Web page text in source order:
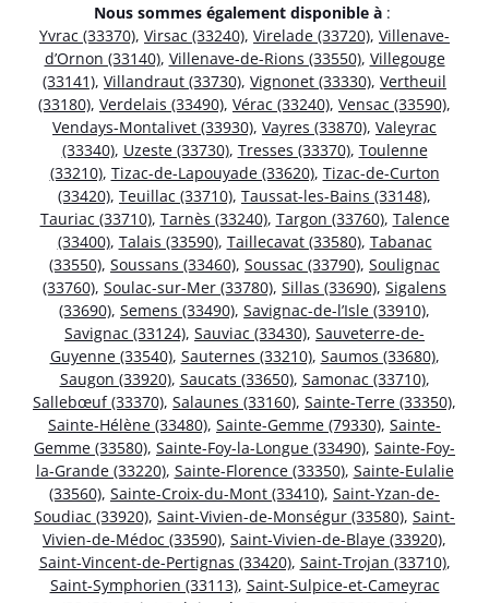
Nous sommes également disponible à :
Yvrac (33370), Virsac (33240), Virelade (33720), Villenave-
d’Ornon (33140), Villenave-de-Rions (33550), Villegouge
(33141), Villandraut (33730), Vignonet (33330), Vertheuil
(33180), Verdelais (33490), Vérac (33240), Vensac (33590),
Vendays-Montalivet (33930), Vayres (33870), Valeyrac
(33340), Uzeste (33730), Tresses (33370), Toulenne
(33210), Tizac-de-Lapouyade (33620), Tizac-de-Curton
(33420), Teuillac (33710), Taussat-les-Bains (33148),
Tauriac (33710), Tarnès (33240), Targon (33760), Talence
(33400), Talais (33590), Taillecavat (33580), Tabanac
(33550), Soussans (33460), Soussac (33790), Soulignac
(33760), Soulac-sur-Mer (33780), Sillas (33690), Sigalens
(33690), Semens (33490), Savignac-de-l’Isle (33910),
Savignac (33124), Sauviac (33430), Sauveterre-de-
Guyenne (33540), Sauternes (33210), Saumos (33680),
Saugon (33920), Saucats (33650), Samonac (33710),
Sallebœuf (33370), Salaunes (33160), Sainte-Terre (33350),
Sainte-Hélène (33480), Sainte-Gemme (79330), Sainte-
Gemme (33580), Sainte-Foy-la-Longue (33490), Sainte-Foy-
la-Grande (33220), Sainte-Florence (33350), Sainte-Eulalie
(33560), Sainte-Croix-du-Mont (33410), Saint-Yzan-de-
Soudiac (33920), Saint-Vivien-de-Monségur (33580), Saint-
Vivien-de-Médoc (33590), Saint-Vivien-de-Blaye (33920),
Saint-Vincent-de-Pertignas (33420), Saint-Trojan (33710),
Saint-Symphorien (33113), Saint-Sulpice-et-Cameyrac